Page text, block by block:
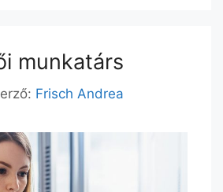
munkatárs
Frisch Andrea